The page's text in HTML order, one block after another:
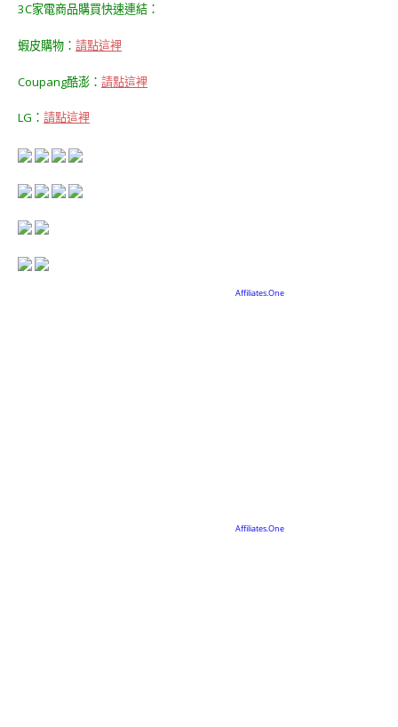
3C家電商品購買快速連結：
蝦皮購物： 請點這裡
Coupang酷澎： 請點這裡
LG： 請點這裡